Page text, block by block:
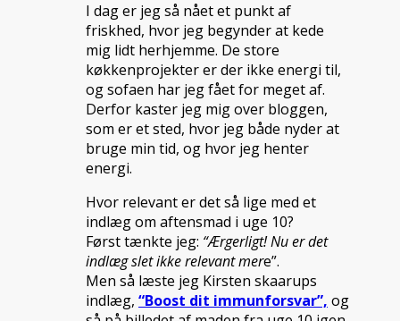
I dag er jeg så nået et punkt af
friskhed, hvor jeg begynder at kede
mig lidt herhjemme. De store
køkkenprojekter er der ikke energi til,
og sofaen har jeg fået for meget af.
Derfor kaster jeg mig over bloggen,
som er et sted, hvor jeg både nyder at
bruge min tid, og hvor jeg henter
energi.
Hvor relevant er det så lige med et
indlæg om aftensmad i uge 10?
Først tænkte jeg: “Ærgerligt! Nu er det
indlæg slet ikke relevant mere”.
Men så læste jeg Kirsten skaarups
indlæg, “Boost dit immunforsvar”, og